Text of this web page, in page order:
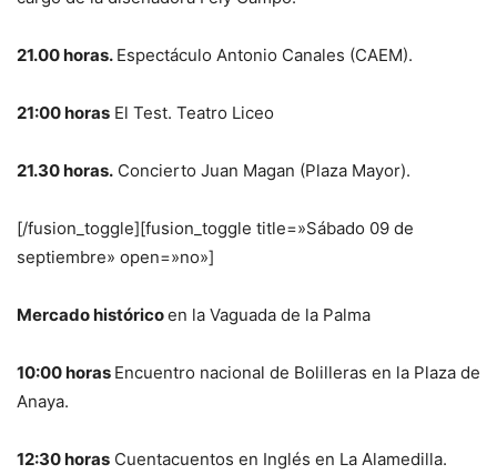
21.00 horas. Espectáculo Antonio Canales (CAEM).
21:00 horas El Test. Teatro Liceo
21.30 horas. Concierto Juan Magan (Plaza Mayor).
[/fusion_toggle][fusion_toggle title=»Sábado 09 de
septiembre» open=»no»]
Mercado históricoen la Vaguada de la Palma
10:00 horas Encuentro nacional de Bolilleras en la Plaza de
Anaya.
12:30 horas Cuentacuentos en Inglés en La Alamedilla.